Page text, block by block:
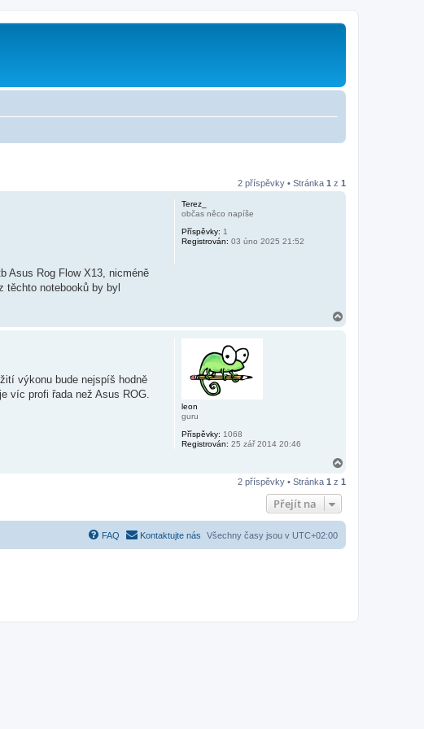
2 příspěvky • Stránka 1 z 1
Terez_
občas něco napíše
Příspěvky: 1
Registrován: 03 úno 2025 21:52
Asus Rog Flow X13, nicméně
těchto notebooků by byl
leon
guru
Příspěvky: 1068
Registrován: 25 zář 2014 20:46
výkonu bude nejspíš hodně
víc profi řada než Asus ROG.
h
2 příspěvky • Stránka 1 z 1
Přejít na
Všechny časy jsou v UTC+02:00
Kontaktujte nás
FAQ